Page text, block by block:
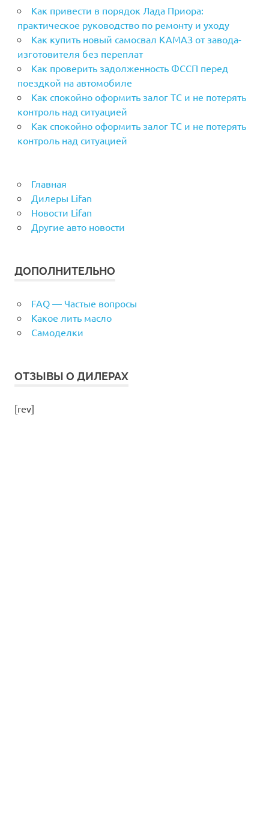
Как привести в порядок Лада Приора:
практическое руководство по ремонту и уходу
Как купить новый самосвал КАМАЗ от завода-
изготовителя без переплат
Как проверить задолженность ФССП перед
поездкой на автомобиле
Как спокойно оформить залог ТС и не потерять
контроль над ситуацией
Как спокойно оформить залог ТС и не потерять
контроль над ситуацией
Главная
Дилеры Lifan
Новости Lifan
Другие авто новости
ДОПОЛНИТЕЛЬНО
FAQ — Частые вопросы
Какое лить масло
Самоделки
ОТЗЫВЫ О ДИЛЕРАХ
[rev]